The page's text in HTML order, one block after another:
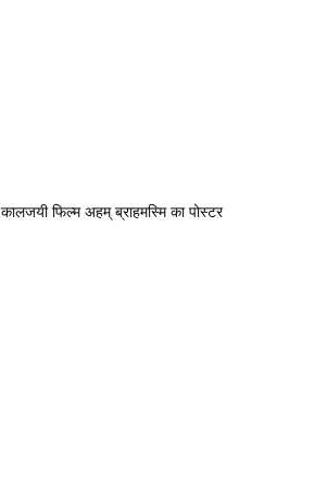
कालजयी फिल्म अहम् ब्राहमस्मि का पोस्टर